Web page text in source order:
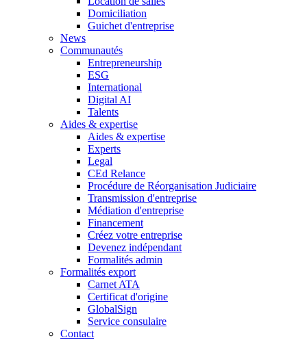
Domiciliation
Guichet d'entreprise
News
Communautés
Entrepreneurship
ESG
International
Digital AI
Talents
Aides & expertise
Aides & expertise
Experts
Legal
CEd Relance
Procédure de Réorganisation Judiciaire
Transmission d'entreprise
Médiation d'entreprise
Financement
Créez votre entreprise
Devenez indépendant
Formalités admin
Formalités export
Carnet ATA
Certificat d'origine
GlobalSign
Service consulaire
Contact